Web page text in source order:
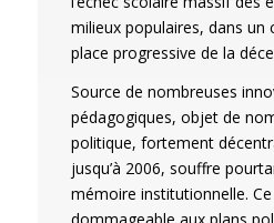
milieux populaires, dans un
place progressive de la
Source de nombreuses
pédagogiques, objet de
politique, fortement
jusqu’à 2006, souffre
mémoire institutionnelle.